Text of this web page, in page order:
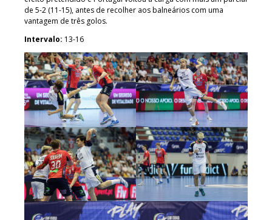
de 5-2 (11-15), antes de recolher aos balneários com uma
vantagem de três golos.
Intervalo: 13-16